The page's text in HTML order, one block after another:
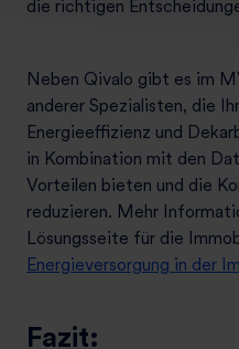
die richtigen
Neben Qivalo gibt es im
anderer Spezialisten, die
Energieeffizienz und
in Kombination mit den
Vorteilen bieten und die
reduzieren. Mehr
Lösungsseite für die
Energieversorgung in der
Fazit: